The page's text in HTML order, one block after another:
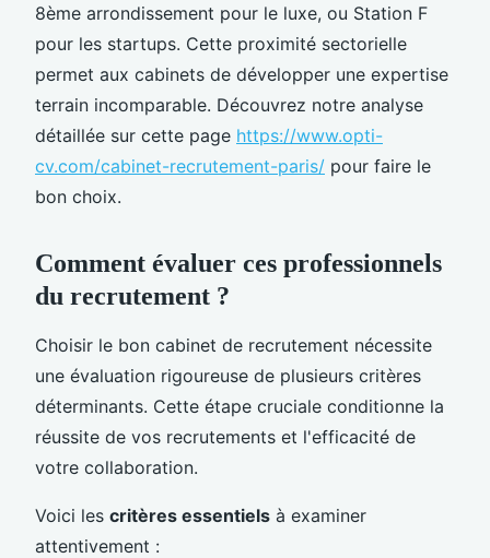
8ème arrondissement pour le luxe, ou Station F
pour les startups. Cette proximité sectorielle
permet aux cabinets de développer une expertise
terrain incomparable. Découvrez notre analyse
détaillée sur cette page https://www.opti-
cv.com/cabinet-recrutement-paris/ pour faire le
bon choix.
Comment évaluer ces professionnels
du recrutement ?
Choisir le bon cabinet de recrutement nécessite
une évaluation rigoureuse de plusieurs critères
déterminants. Cette étape cruciale conditionne la
réussite de vos recrutements et l'efficacité de
votre collaboration.
Voici les critères essentiels à examiner
attentivement :